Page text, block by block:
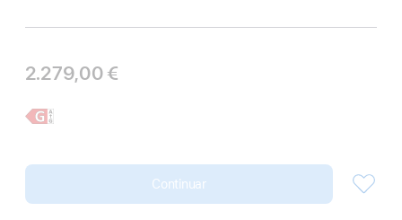
2.279,00 €
Más
de 11 pulgadas
Continuar